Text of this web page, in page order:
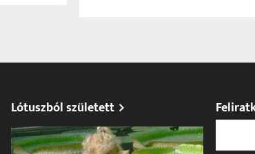
Lótuszból született